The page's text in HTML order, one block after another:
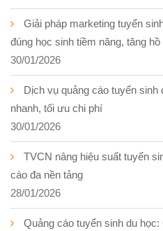
Giải pháp marketing tuyển
đúng học sinh tiềm năng, tăng
30/01/2026
Dịch vụ quảng cáo tuyển
nhanh, tối ưu chi phí
30/01/2026
TVCN nâng hiệu suất tuyển
cáo đa nền tảng
28/01/2026
Quảng cáo tuyển sinh du